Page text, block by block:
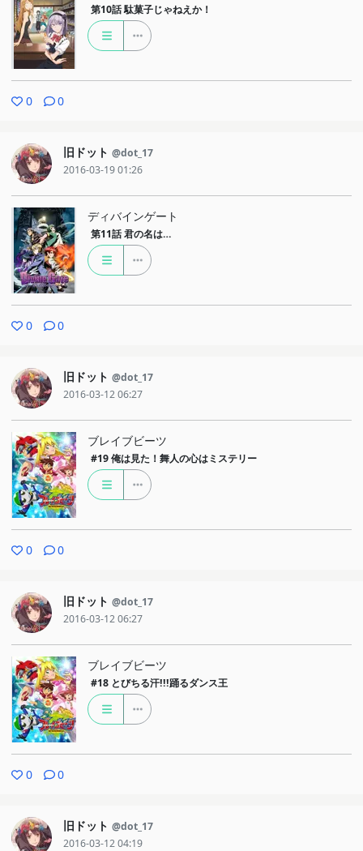
第10話 駄菓子じゃねえか！
0 0
旧ドット @dot_17
2016-03-19 01:26
ディバインゲート
第11話 君の名は…
0 0
旧ドット @dot_17
2016-03-12 06:27
ブレイブビーツ
#19 俺は見た！舞人の心はミステリー
0 0
旧ドット @dot_17
2016-03-12 06:27
ブレイブビーツ
#18 とびちる汗!!!踊るダンス王
0 0
旧ドット @dot_17
2016-03-12 04:19